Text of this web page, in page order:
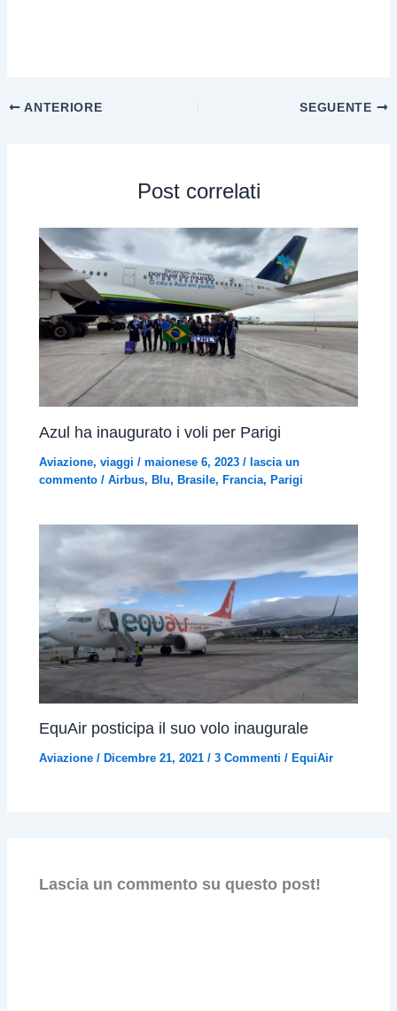
ANTERIORE SEGUENTE
Post correlati
Azul ha inaugurato i voli per Parigi
Aviazione,viaggi /maionese 6, 2023/ lascia un
commento /Airbus, Blu, Brasile, Francia, Parigi
EquAir posticipa il suo volo inaugurale
Aviazione / Dicembre 21, 2021/3 Commenti / EquiAir
Lascia un commento su questo post!